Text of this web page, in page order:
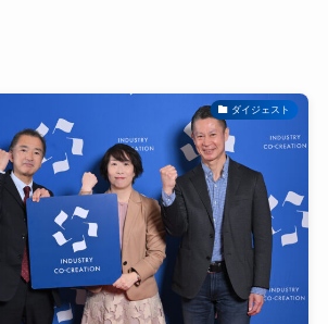
ダイジェスト